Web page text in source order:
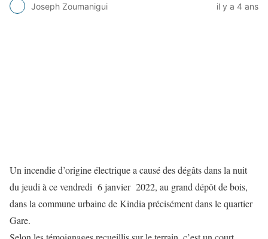
Joseph Zoumanigui il y a 4 ans
Un incendie d’origine électrique a causé des dégâts dans la nuit
du jeudi à ce vendredi 6 janvier 2022, au grand dépôt de bois,
dans la commune urbaine de Kindia précisément dans le quartier
Gare.